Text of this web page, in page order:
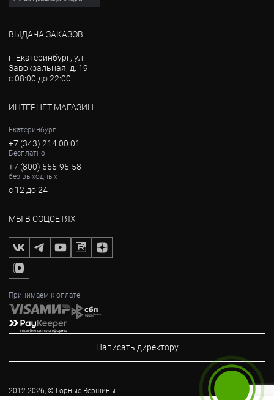
ВЫДАЧА ЗАКАЗОВ
г. Екатеринбург, ул.
Завокзальная, д. 19
с 08:00 до 22:00
ИНТЕРНЕТ МАГАЗИН
Екатеринбург
+7 (343) 214 00 01
Бесплатно
+7 (800) 555-95-58
без выходных
с 12 до 24
МЫ В СОЦСЕТЯХ
Принимаем к оплате
Написать директору
2012-2026, © Горные Вершины